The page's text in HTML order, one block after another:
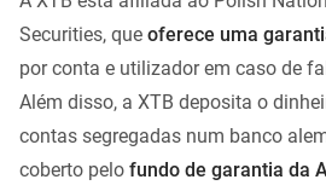
Securities, que oferece uma
por conta e utilizador em caso de
Além disso, a XTB deposita o
contas segregadas num banco
coberto pelo fundo de garantia da